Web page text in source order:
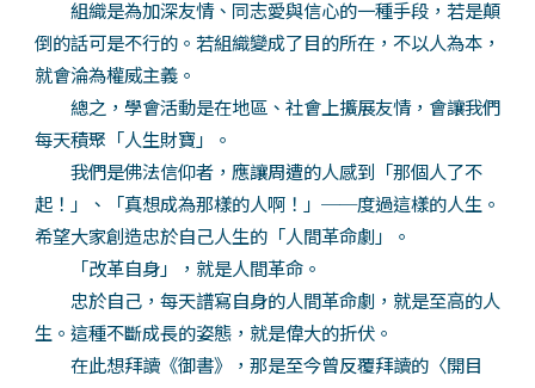
組織是為加深友情、同志愛與信心的一種手段，若是顛
倒的話可是不行的。若組織變成了目的所在，不以人為本，
就會淪為權威主義。
總之，學會活動是在地區、社會上擴展友情，會讓我們
每天積聚「人生財寶」。
我們是佛法信仰者，應讓周遭的人感到「那個人了不
起！」、「真想成為那樣的人啊！」──度過這樣的人生。
希望大家創造忠於自己人生的「人間革命劇」。
「改革自身」，就是人間革命。
忠於自己，每天譜寫自身的人間革命劇，就是至高的人
生。這種不斷成長的姿態，就是偉大的折伏。
在此想拜讀《御書》，那是至今曾反覆拜讀的〈開目